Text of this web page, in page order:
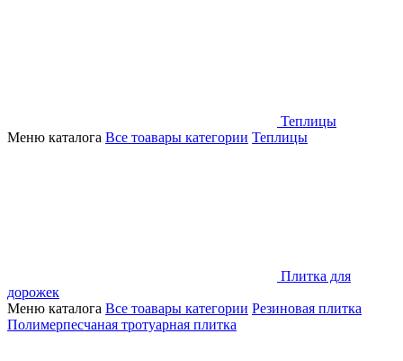
Теплицы
Меню каталога Все тоавары категории Теплицы
Плитка для
дорожек
Меню каталога Все тоавары категории Резиновая плитка
Полимерпесчаная тротуарная плитка